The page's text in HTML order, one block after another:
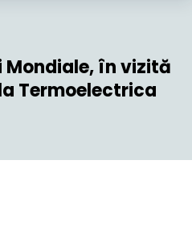
în vizită
Termoelectrica